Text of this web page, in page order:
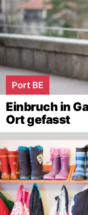
Port BE
Einbruch in
Ort gefasst